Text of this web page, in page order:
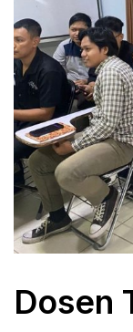
Dosen